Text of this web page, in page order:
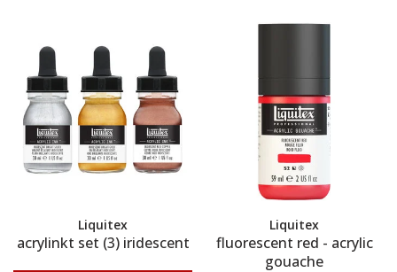
Liquitex
acrylinkt set (3) iridescent
Liquitex
fluorescent red - acrylic
gouache